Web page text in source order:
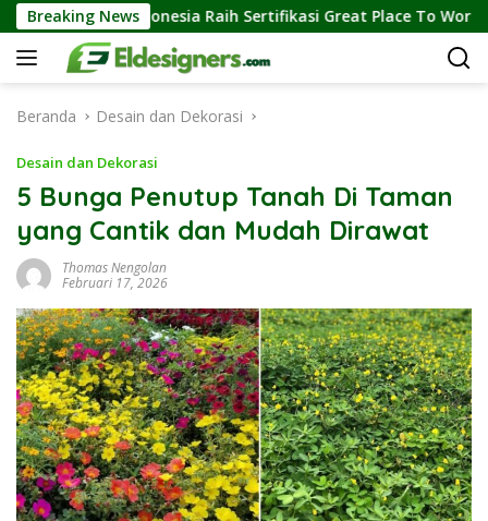
Langsung
ke
konten
Breaking News
Raih Sertifikasi Great Place To Work, Perkuat
Beranda Desain dan Dekorasi
Desain dan Dekorasi
5 Bunga Penutup Tanah Di Taman
yang Cantik dan Mudah Dirawat
Thomas Nengolan
Februari 17, 2026